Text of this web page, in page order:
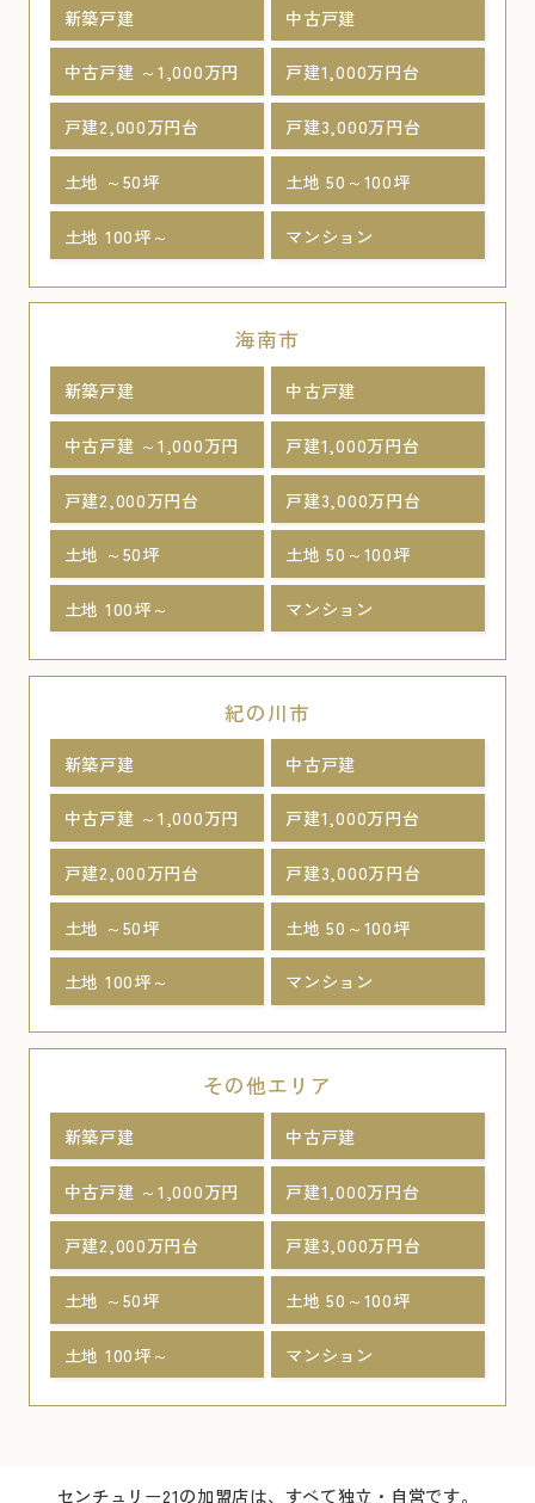
新築戸建 中古戸建
中古戸建 ～1,000万円 戸建1,000万円台
戸建2,000万円台 戸建3,000万円台
土地 ～50坪 土地 50～100坪
土地 100坪～ マンション
海南市
新築戸建 中古戸建
中古戸建 ～1,000万円 戸建1,000万円台
戸建2,000万円台 戸建3,000万円台
土地 ～50坪 土地 50～100坪
土地 100坪～ マンション
紀の川市
新築戸建 中古戸建
中古戸建 ～1,000万円 戸建1,000万円台
戸建2,000万円台 戸建3,000万円台
土地 ～50坪 土地 50～100坪
土地 100坪～ マンション
その他エリア
新築戸建 中古戸建
中古戸建 ～1,000万円 戸建1,000万円台
戸建2,000万円台 戸建3,000万円台
土地 ～50坪 土地 50～100坪
土地 100坪～ マンション
センチュリー21の加盟店は、すべて独立・自営です。